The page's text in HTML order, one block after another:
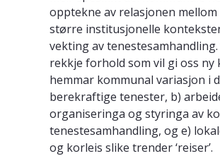
opptekne av relasjonen
større institusjonelle
vekting av
rekkje forhold som vil gi oss
hemmar kommunal variasjon i
berekraftige tenester, b)
organiseringa og styringa av
tenestesamhandling, og e)
og korleis slike trender ‘reiser’.